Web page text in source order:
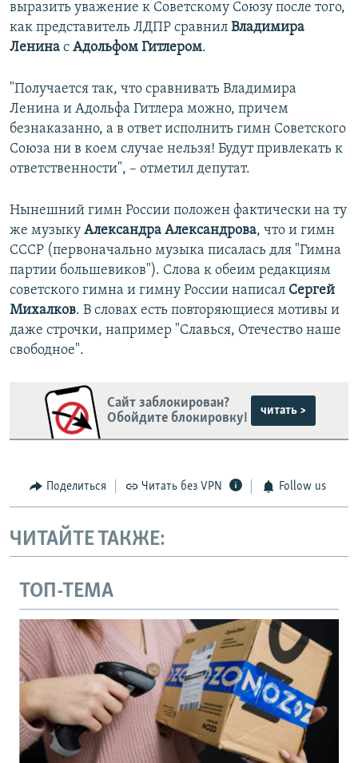
выразить уважение к Советскому Союзу после того,
как представитель ЛДПР сравнил Владимира
Ленина с Адольфом Гитлером.
"Получается так, что сравнивать Владимира
Ленина и Адольфа Гитлера можно, причем
безнаказанно, а в ответ исполнить гимн Советского
Союза ни в коем случае нельзя! Будут привлекать к
ответственности", – отметил депутат.
Нынешний гимн России положен фактически на ту
же музыку Александра Александрова, что и гимн
СССР (первоначально музыка писалась для "Гимна
партии большевиков"). Слова к обеим редакциям
советского гимна и гимну России написал Сергей
Михалков. В словах есть повторяющиеся мотивы и
даже строчки, например "Славься, Отечество наше
свободное".
Сайт заблокирован?
Обойдите блокировку!
читать >
Поделиться Читать без VPN Follow us
ЧИТАЙТЕ ТАКЖЕ:
ТОП-ТЕМА